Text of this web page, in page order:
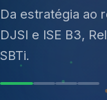
resíduos sólidos